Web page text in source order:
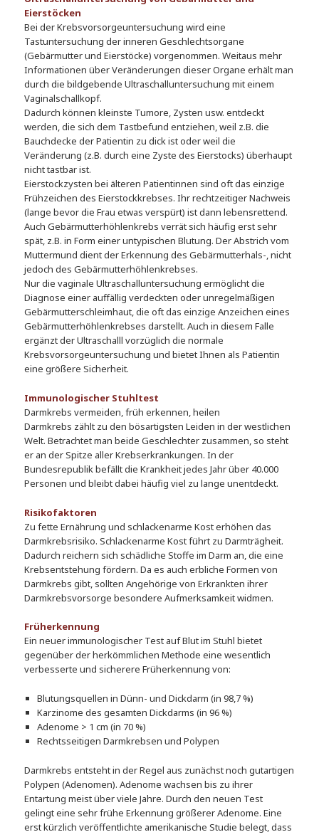
Eierstöcken
Bei der Krebsvorsorgeuntersuchung wird eine
Tastuntersuchung der inneren Geschlechtsorgane
(Gebärmutter und Eierstöcke) vorgenommen. Weitaus mehr
Informationen über Veränderungen dieser Organe erhält man
durch die bildgebende Ultraschalluntersuchung mit einem
Vaginalschallkopf.
Dadurch können kleinste Tumore, Zysten usw. entdeckt
werden, die sich dem Tastbefund entziehen, weil z.B. die
Bauchdecke der Patientin zu dick ist oder weil die
Veränderung (z.B. durch eine Zyste des Eierstocks) überhaupt
nicht tastbar ist.
Eierstockzysten bei älteren Patientinnen sind oft das einzige
Frühzeichen des Eierstockkrebses. Ihr rechtzeitiger Nachweis
(lange bevor die Frau etwas verspürt) ist dann lebensrettend.
Auch Gebärmutterhöhlenkrebs verrät sich häufig erst sehr
spät, z.B. in Form einer untypischen Blutung. Der Abstrich vom
Muttermund dient der Erkennung des Gebärmutterhals-, nicht
jedoch des Gebärmutterhöhlenkrebses.
Nur die vaginale Ultraschalluntersuchung ermöglicht die
Diagnose einer auffällig verdeckten oder unregelmäßigen
Gebärmutterschleimhaut, die oft das einzige Anzeichen eines
Gebärmutterhöhlenkrebses darstellt. Auch in diesem Falle
ergänzt der Ultraschalll vorzüglich die normale
Krebsvorsorgeuntersuchung und bietet Ihnen als Patientin
eine größere Sicherheit.
Immunologischer Stuhltest
Darmkrebs vermeiden, früh erkennen, heilen
Darmkrebs zählt zu den bösartigsten Leiden in der westlichen
Welt. Betrachtet man beide Geschlechter zusammen, so steht
er an der Spitze aller Krebserkrankungen. In der
Bundesrepublik befällt die Krankheit jedes Jahr über 40.000
Personen und bleibt dabei häufig viel zu lange unentdeckt.
Risikofaktoren
Zu fette Ernährung und schlackenarme Kost erhöhen das
Darmkrebsrisiko. Schlackenarme Kost führt zu Darmträgheit.
Dadurch reichern sich schädliche Stoffe im Darm an, die eine
Krebsentstehung fördern. Da es auch erbliche Formen von
Darmkrebs gibt, sollten Angehörige von Erkrankten ihrer
Darmkrebsvorsorge besondere Aufmerksamkeit widmen.
Früherkennung
Ein neuer immunologischer Test auf Blut im Stuhl bietet
gegenüber der herkömmlichen Methode eine wesentlich
verbesserte und sicherere Früherkennung von:
Blutungsquellen in Dünn- und Dickdarm (in 98,7 %)
Karzinome des gesamten Dickdarms (in 96 %)
Adenome > 1 cm (in 70 %)
Rechtsseitigen Darmkrebsen und Polypen
Darmkrebs entsteht in der Regel aus zunächst noch gutartigen
Polypen (Adenomen). Adenome wachsen bis zu ihrer
Entartung meist über viele Jahre. Durch den neuen Test
gelingt eine sehr frühe Erkennung größerer Adenome. Eine
erst kürzlich veröffentlichte amerikanische Studie belegt, dass